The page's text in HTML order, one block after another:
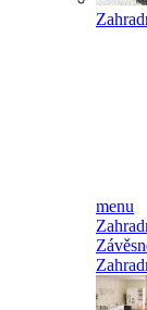
menu